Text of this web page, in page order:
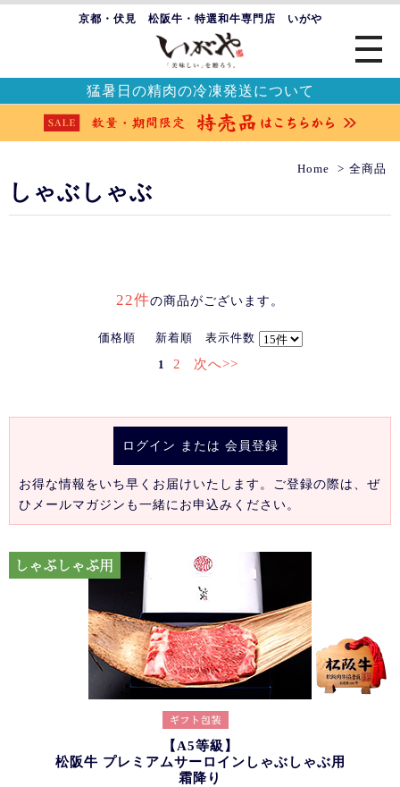
京都・伏見 松阪牛・特選和牛専門店 いがや
猛暑日の精肉の冷凍発送について
Home 全商品
しゃぶしゃぶ
22件の商品がございます。
価格順 新着順 表示件数
1 2 次へ>>
ログイン または 会員登録
お得な情報をいち早くお届けいたします。ご登録の際は、ぜ
ひメールマガジンも一緒にお申込みください。
【A5等級】
松阪牛 プレミアムサーロインしゃぶしゃぶ用
霜降り